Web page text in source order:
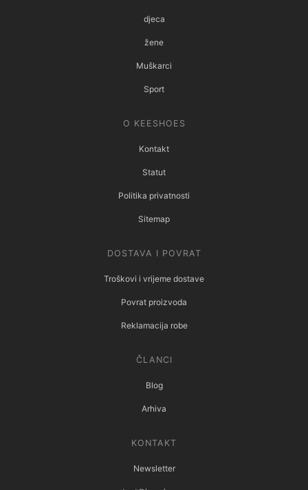
djeca
žene
Muškarci
Sport
O KEESHOES
Kontakt
Statut
Politika privatnosti
Sitemap
DOSTAVA I POVRAT
Troškovi i vrijeme dostave
Povrat proizvoda
Reklamacija robe
ČLANCI
Blog
Arhiva
KONTAKT
Newsletter